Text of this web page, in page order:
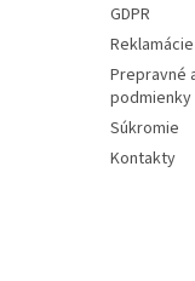
GDPR
Prepravné
podmienky
Súkromie
Kontakty